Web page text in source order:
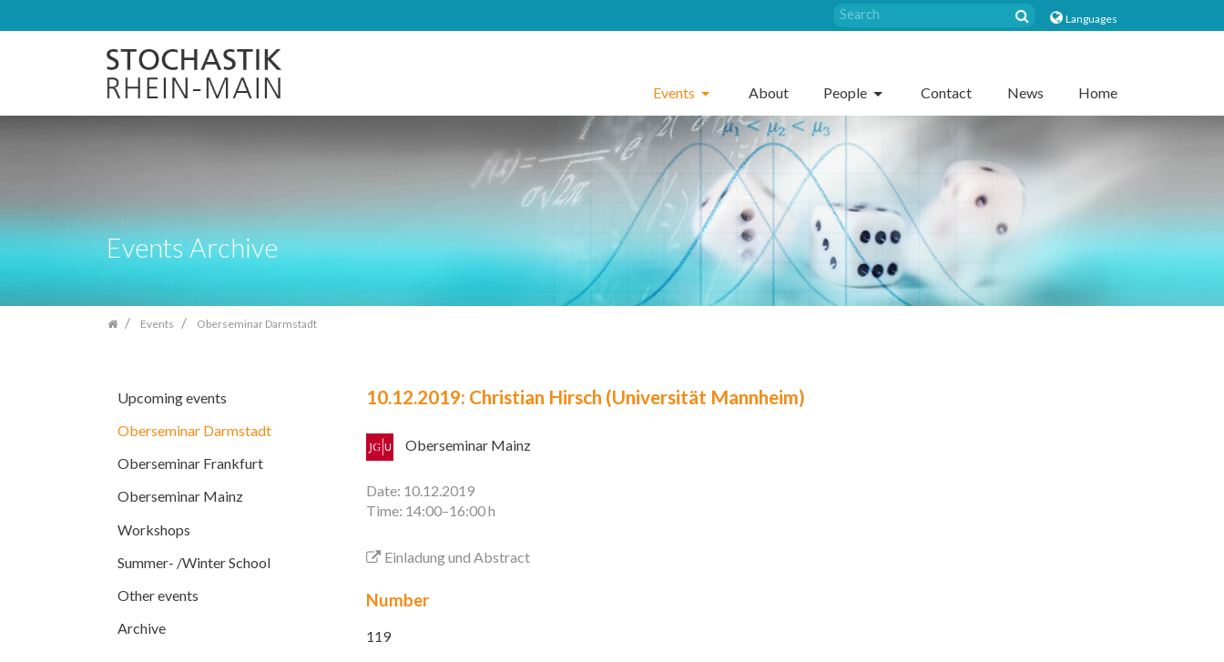
navigation
Languages
Events About People Contact News Home
Events Archive
Events Oberseminar Darmstadt
Upcoming events
Oberseminar Darmstadt
Oberseminar Frankfurt
Oberseminar Mainz
Workshops
Summer- /Winter School
Other events
Archive
10.12.2019: Christian Hirsch (Universität Mannheim)
Oberseminar Mainz
Date: 10.12.2019
Time: 14:00–16:00 h
Einladung und Abstract
Number
119